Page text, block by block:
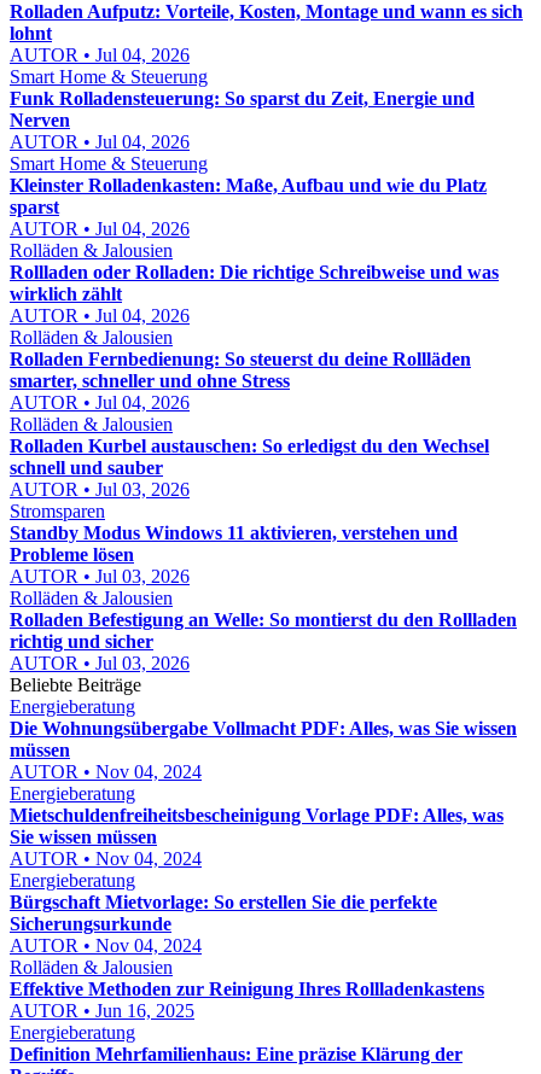
Rolladen Aufputz: Vorteile, Kosten, Montage und wann es sich
lohnt
AUTOR • Jul 04, 2026
Smart Home & Steuerung
Funk Rolladensteuerung: So sparst du Zeit, Energie und
Nerven
AUTOR • Jul 04, 2026
Smart Home & Steuerung
Kleinster Rolladenkasten: Maße, Aufbau und wie du Platz
sparst
AUTOR • Jul 04, 2026
Rolläden & Jalousien
Rollladen oder Rolladen: Die richtige Schreibweise und was
wirklich zählt
AUTOR • Jul 04, 2026
Rolläden & Jalousien
Rolladen Fernbedienung: So steuerst du deine Rollläden
smarter, schneller und ohne Stress
AUTOR • Jul 04, 2026
Rolläden & Jalousien
Rolladen Kurbel austauschen: So erledigst du den Wechsel
schnell und sauber
AUTOR • Jul 03, 2026
Stromsparen
Standby Modus Windows 11 aktivieren, verstehen und
Probleme lösen
AUTOR • Jul 03, 2026
Rolläden & Jalousien
Rolladen Befestigung an Welle: So montierst du den Rollladen
richtig und sicher
AUTOR • Jul 03, 2026
Beliebte Beiträge
Energieberatung
Die Wohnungsübergabe Vollmacht PDF: Alles, was Sie wissen
müssen
AUTOR • Nov 04, 2024
Energieberatung
Mietschuldenfreiheitsbescheinigung Vorlage PDF: Alles, was
Sie wissen müssen
AUTOR • Nov 04, 2024
Energieberatung
Bürgschaft Mietvorlage: So erstellen Sie die perfekte
Sicherungsurkunde
AUTOR • Nov 04, 2024
Rolläden & Jalousien
Effektive Methoden zur Reinigung Ihres Rollladenkastens
AUTOR • Jun 16, 2025
Energieberatung
Definition Mehrfamilienhaus: Eine präzise Klärung der